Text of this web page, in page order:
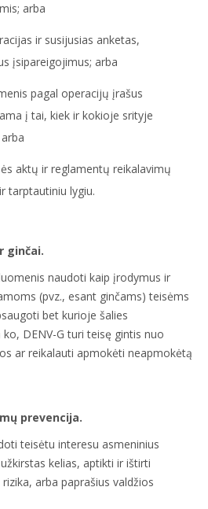
arba
ir susijusias anketas,
įsipareigojimus; arba
pagal operacijų įrašus
į tai, kiek ir kokioje srityje
aktų ir reglamentų reikalavimų
tarptautiniu lygiu.
ginčai.
naudoti kaip įrodymus ir
(pvz., esant ginčams) teisėms
bet kurioje šalies
DENV-G turi teisę gintis nuo
ar reikalauti apmokėti neapmokėtą
prevencija.
teisėtu interesu asmeninius
kelias, aptikti ir ištirti
arba paprašius valdžios